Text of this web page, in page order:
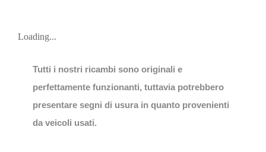
Loading...
Tutti i nostri ricambi sono originali e
perfettamente funzionanti, tuttavia potrebbero
presentare segni di usura in quanto provenienti
da veicoli usati.